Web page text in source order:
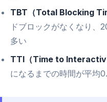
TBT（Total Blocking
ドブロックがなくなり、
多い
TTI（Time to
になるまでの時間が平均